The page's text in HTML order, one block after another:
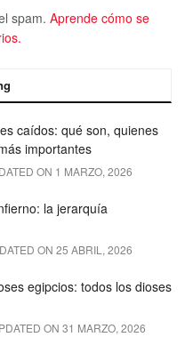
spam. Aprende cómo se
caídos: qué son, quienes
importantes
ON 1 MARZO, 2026
la jerarquía
ON 25 ABRIL, 2026
egipcios: todos los dioses
ON 31 MARZO, 2026